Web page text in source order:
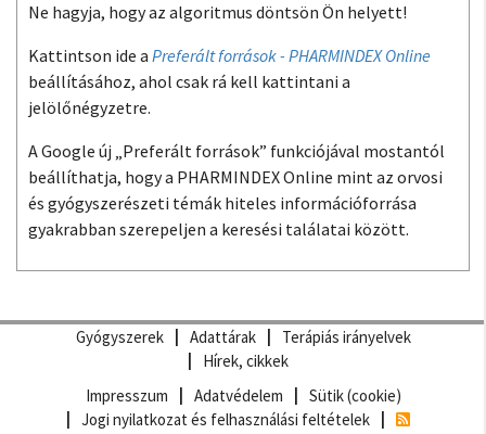
Ne hagyja, hogy az algoritmus döntsön Ön helyett!
Kattintson ide a Preferált források - PHARMINDEX Online
beállításához, ahol csak rá kell kattintani a
jelölőnégyzetre.
A Google új „Preferált források” funkciójával mostantól
beállíthatja, hogy a PHARMINDEX Online mint az orvosi
és gyógyszerészeti témák hiteles információforrása
gyakrabban szerepeljen a keresési találatai között.
Gyógyszerek Adattárak
Terápiás irányelvek
Hírek, cikkek
Impresszum
Adatvédelem
Sütik (cookie)
Jogi nyilatkozat és felhasználási feltételek